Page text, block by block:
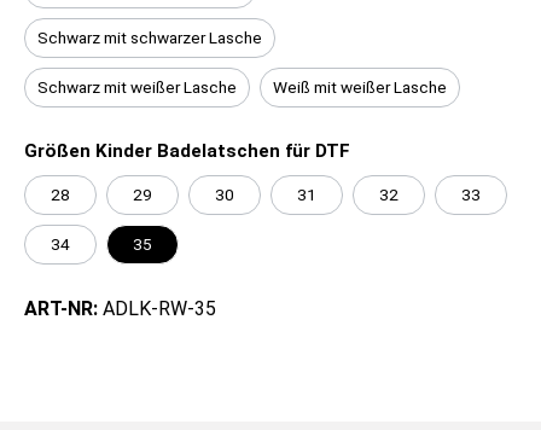
Schwarz mit schwarzer Lasche
Schwarz mit weißer Lasche Weiß mit weißer Lasche
Größen Kinder Badelatschen für DTF
28 29 30 31 32 33
34 35
ART-NR: ADLK-RW-35